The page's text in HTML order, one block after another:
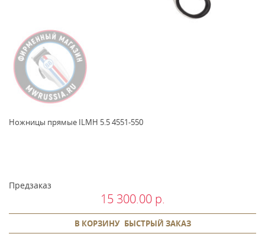
Ножницы прямые ILMH 5.5 4551-550
Предзаказ
15 300.00 р.
В КОРЗИНУ БЫСТРЫЙ ЗАКАЗ